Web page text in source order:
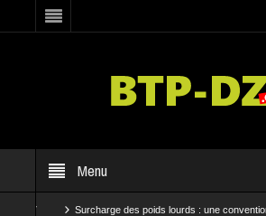
Menu
Surcharge des poids lourds : une convention pour